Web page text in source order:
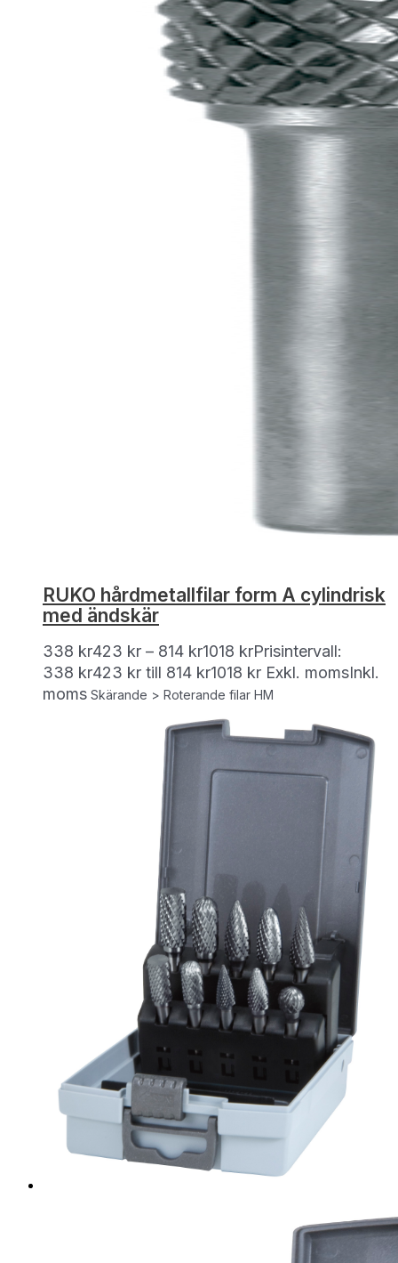
RUKO hårdmetallfilar form A cylindrisk
med ändskär
338 kr423 kr – 814 kr1018 krPrisintervall:
338 kr423 kr till 814 kr1018 kr Exkl. momsInkl.
moms Skärande > Roterande filar HM